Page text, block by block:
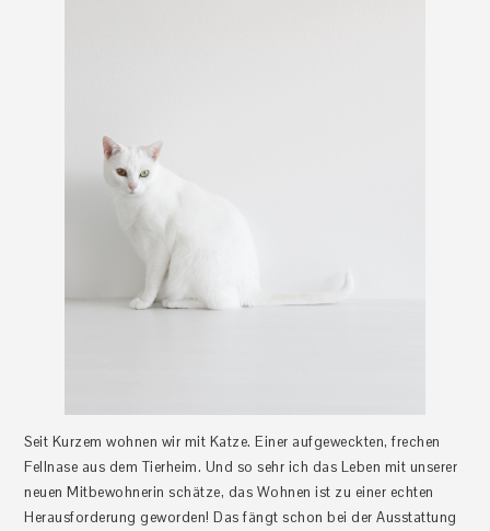
Seit Kurzem wohnen wir mit Katze. Einer aufgeweckten, frechen
Fellnase aus dem Tierheim. Und so sehr ich das Leben mit unserer
neuen Mitbewohnerin schätze, das Wohnen ist zu einer echten
Herausforderung geworden! Das fängt schon bei der Ausstattung